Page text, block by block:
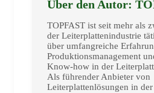
Über den Autor:
TOPFAST ist seit mehr als
der Leiterplattenindustrie
über umfangreiche
Produktionsmanagement
Know-how in der
Als führender Anbieter von
Leiterplattenlösungen in der